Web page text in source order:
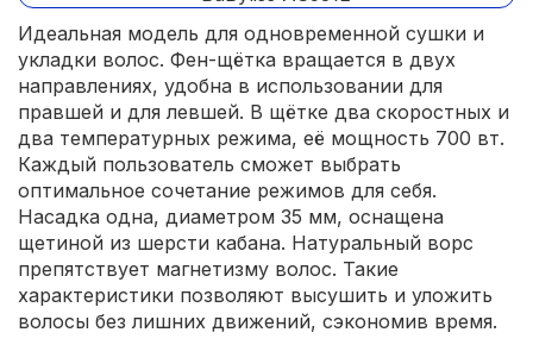
Идеальная модель для одновременной сушки и
укладки волос. Фен-щётка вращается в двух
направлениях, удобна в использовании для
правшей и для левшей. В щётке два скоростных и
два температурных режима, её мощность 700 вт.
Каждый пользователь сможет выбрать
оптимальное сочетание режимов для себя.
Насадка одна, диаметром 35 мм, оснащена
щетиной из шерсти кабана. Натуральный ворс
препятствует магнетизму волос. Такие
характеристики позволяют высушить и уложить
волосы без лишних движений, сэкономив время.